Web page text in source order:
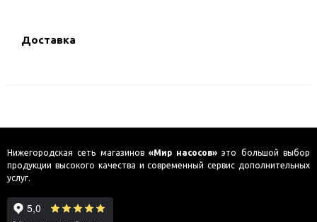
Доставка
Нижегородская сеть магазинов «Мир насосов» это большой выбор
продукции высокого качества и современный сервис дополнительных
услуг.